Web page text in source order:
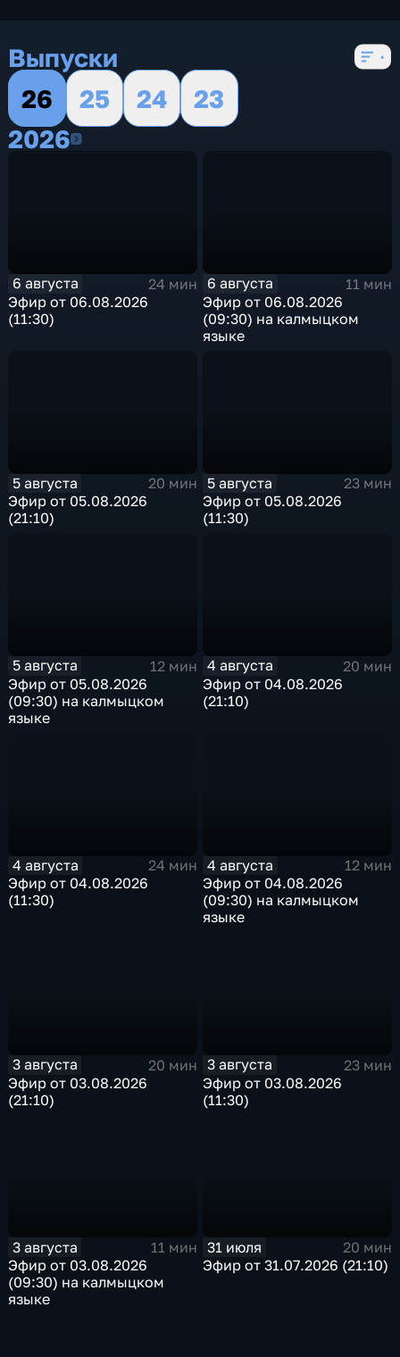
Выпуски
26
25 24
23
20262026
6 августа
24 мин
Эфир от 06.08.2026
(11:30)
6 августа
11 мин
Эфир от 06.08.2026
(09:30) на калмыцком
языке
5 августа
20 мин
Эфир от 05.08.2026
(21:10)
5 августа
23 мин
Эфир от 05.08.2026
(11:30)
5 августа
12 мин
Эфир от 05.08.2026
(09:30) на калмыцком
языке
4 августа
20 мин
Эфир от 04.08.2026
(21:10)
4 августа
24 мин
Эфир от 04.08.2026
(11:30)
4 августа
12 мин
Эфир от 04.08.2026
(09:30) на калмыцком
языке
3 августа
20 мин
Эфир от 03.08.2026
(21:10)
3 августа
23 мин
Эфир от 03.08.2026
(11:30)
3 августа
11 мин
Эфир от 03.08.2026
(09:30) на калмыцком
языке
31 июля
20 мин
Эфир от 31.07.2026 (21:10)